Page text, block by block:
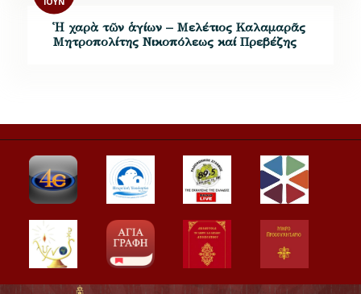
Ἡ χαρὰ τῶν ἁγίων – Μελέτιος Καλαμαρᾶς
Μητροπολίτης Νικοπόλεως καί Πρεβέζης